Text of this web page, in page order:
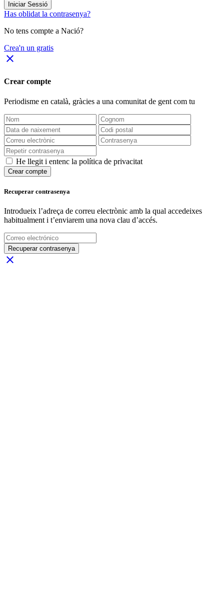
Iniciar Sessió
Has oblidat la contrasenya?
No tens compte a Nació?
Crea'n un gratis
close
Crear compte
Periodisme en català, gràcies a una comunitat de gent com tu
He llegit i entenc la política de privacitat
Crear compte
Recuperar contrasenya
Introdueix l’adreça de correu electrònic amb la qual accedeixes
habitualment i t’enviarem una nova clau d’accés.
Recuperar contrasenya
close